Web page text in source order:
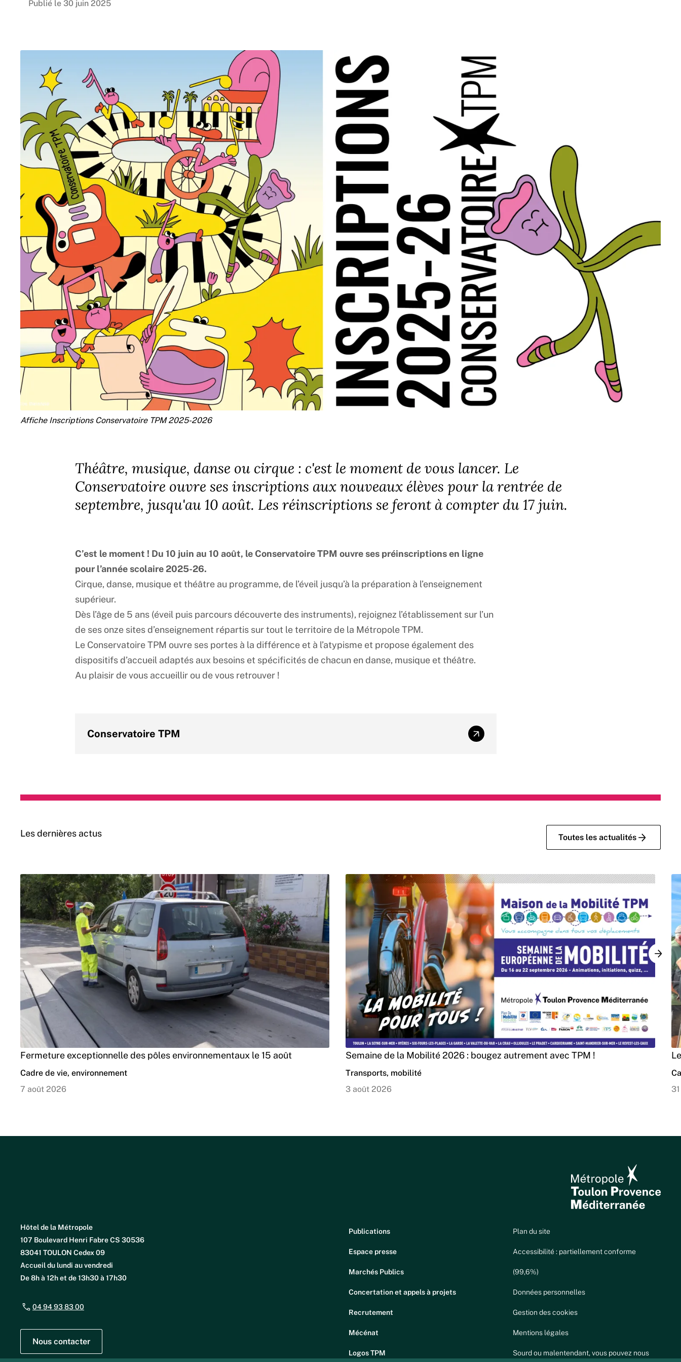
Publié le 30 juin 2025
Affiche Inscriptions Conservatoire TPM 2025-2026
Théâtre, musique, danse ou cirque : c'est le moment de vous lancer. Le
Conservatoire ouvre ses inscriptions aux nouveaux élèves pour la rentrée de
septembre, jusqu'au 10 août. Les réinscriptions se feront à compter du 17 juin.
C’est le moment ! Du 10 juin au 10 août, le Conservatoire TPM ouvre ses préinscriptions en ligne
pour l’année scolaire 2025-26.
Cirque, danse, musique et théâtre au programme, de l’éveil jusqu’à la préparation à l’enseignement
supérieur.
Dès l’âge de 5 ans (éveil puis parcours découverte des instruments), rejoignez l’établissement sur l’un
de ses onze sites d’enseignement répartis sur tout le territoire de la Métropole TPM.
Le Conservatoire TPM ouvre ses portes à la différence et à l’atypisme et propose également des
dispositifs d’accueil adaptés aux besoins et spécificités de chacun en danse, musique et théâtre.
Au plaisir de vous accueillir ou de vous retrouver !
Conservatoire TPM Conservatoire TPM
Les dernières actus Toutes les actualités
Fermeture exceptionnelle des pôles environnementaux le 15 août
Cadre de vie, environnement
7 août 2026
Semaine de la Mobilité 2026 : bougez autrement avec TPM !
Transports, mobilité
3 août 2026
Hôtel de la Métropole
107 Boulevard Henri Fabre CS 30536
83041 TOULON Cedex 09
Accueil du lundi au vendredi
De 8h à 12h et de 13h30 à 17h30
04 94 93 83 00
Nous contacter
Publications
Espace presse
Marchés Publics
Concertation et appels à projets
Recrutement
Mécénat
Logos TPM
Plan du site
Accessibilité : partiellement conforme
(99,6%)
Données personnelles
Gestion des cookies
Mentions légales
Sourd ou malentendant, vous pouvez nous